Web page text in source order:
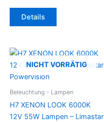
Details
NICHT VORRÄTIG
Beleuchtung - Lampen
H7 XENON LOOK 6000K
12V 55W Lampen – Limastar